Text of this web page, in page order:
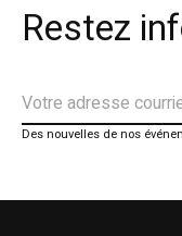
Restez
Des nouvelles de nos